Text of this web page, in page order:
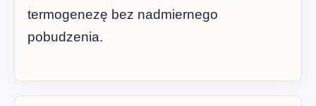
termogenezę bez nadmiernego
pobudzenia.